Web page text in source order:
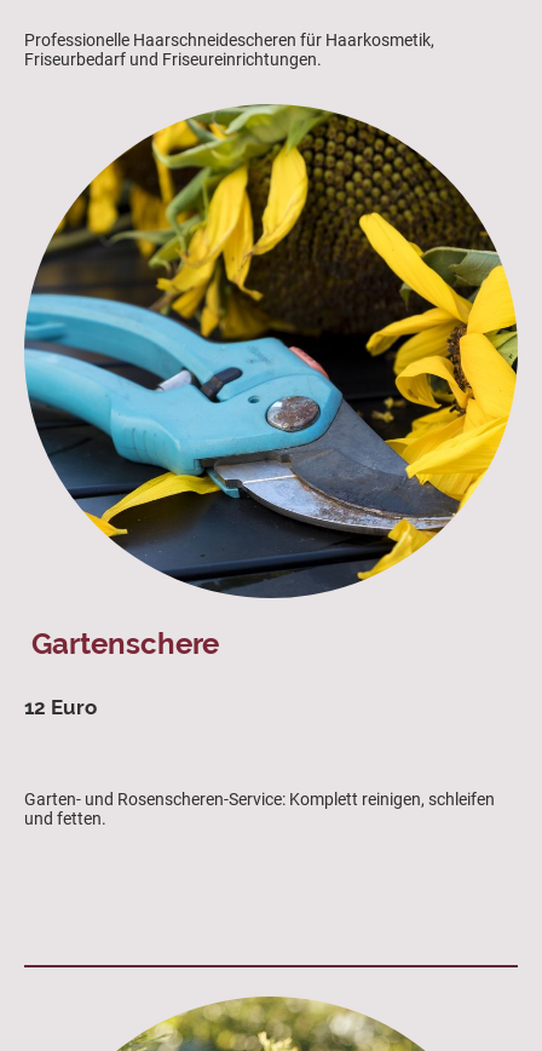
Professionelle Haarschneidescheren für Haarkosmetik,
Friseurbedarf und Friseureinrichtungen.
Gartenschere
12 Euro
Garten- und Rosenscheren-Service: Komplett reinigen, schleifen
und fetten.